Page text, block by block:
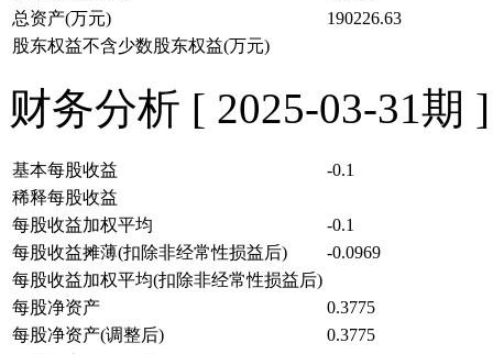
总资产(万元)
190226.63
股东权益不含少数股东权益(万元)
财务分析 [ 2025-03-31期 ]
基本每股收益
-0.1
稀释每股收益
每股收益加权平均
-0.1
每股收益摊薄(扣除非经常性损益后)
-0.0969
每股收益加权平均(扣除非经常性损益后)
每股净资产
0.3775
每股净资产(调整后)
0.3775